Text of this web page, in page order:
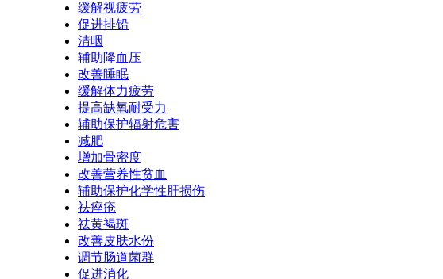
缓解视疲劳
促进排铅
清咽
辅助降血压
改善睡眠
缓解体力疲劳
提高缺氧耐受力
辅助保护辐射危害
减肥
增加骨密度
改善营养性贫血
辅助保护化学性肝损伤
祛痤疮
祛黄褐斑
改善皮肤水份
调节肠道菌群
促进消化